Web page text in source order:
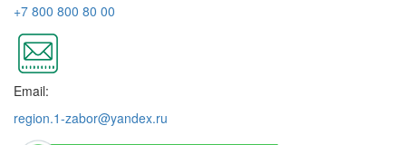
+7 800 800 80 00
Email:
region.1-zabor@yandex.ru